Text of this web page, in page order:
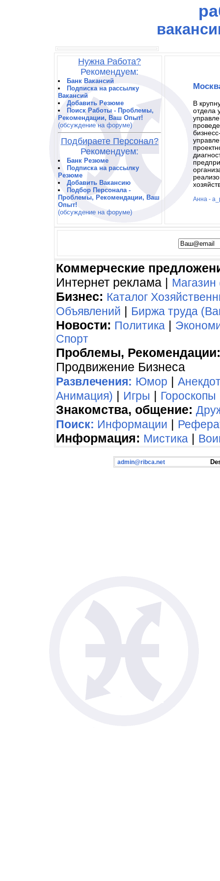
Нужна Работа?
Рекомендуем:
Банк Вакансий
Подписка на рассылку
Вакансий
Добавить Резюме
Поиск Работы - Проблемы,
Рекомендации, Ваш Опыт!
(обсуждение на форуме)
Подбираете Персонал?
Рекомендуем:
Банк Резюме
Подписка на рассылку
Резюме
Добавить Вакансию
Подбор Персонала -
Проблемы, Рекомендации, Ваш
Опыт!
(обсуждение на форуме)
В
отдела
Анна -
Коммерческие
Интернет реклама | Магазин
Бизнес: Каталог
Объявлений | Биржа труда
Новости: Политика |
Спорт
Проблемы, Рекомендации:
Продвижение Бизнеса
Развлечения: Юмор |
Анимация) | Игры | Гороскопы
Знакомства, общение:
Поиск: Информации |
Информация: Мистика |
admin@ribca.net